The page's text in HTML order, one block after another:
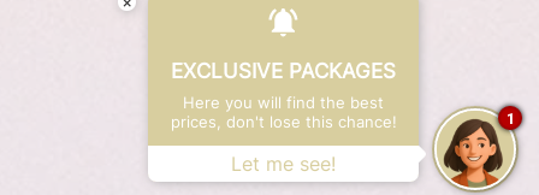
EXCLUSIVE PACKAGES
Here you will find the best
prices, don't lose this chance!
Let me see!
1